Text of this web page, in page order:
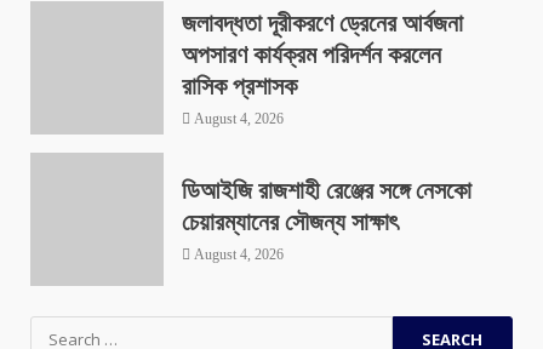
জলাবদ্ধতা দূরীকরণে ড্রেনের আর্বজনা
অপসারণ কার্যক্রম পরিদর্শন করলেন
রাসিক প্রশাসক
August 4, 2026
ডিআইজি রাজশাহী রেঞ্জের সঙ্গে নেসকো
চেয়ারম্যানের সৌজন্য সাক্ষাৎ
August 4, 2026